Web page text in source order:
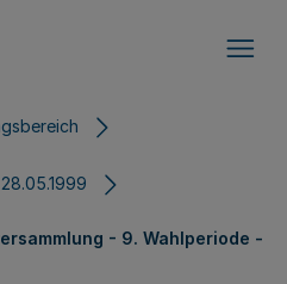
- 9. Wahlperiode -